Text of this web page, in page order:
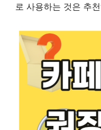
로 사용하는 것은 추